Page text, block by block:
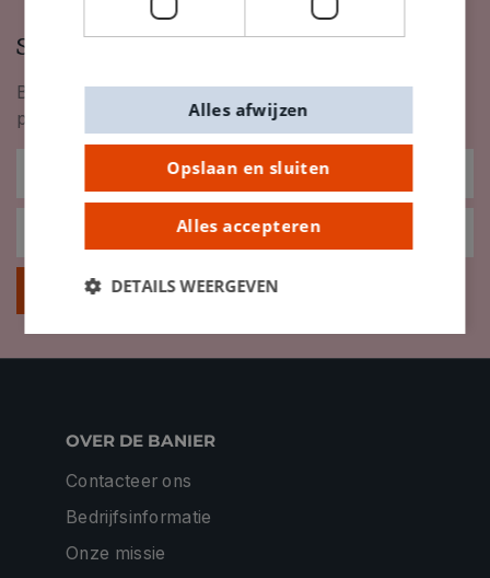
Schrijf je in op onze nieuwsbrief
Blijf op de hoogte van nieuwigheden, inspiratie,
promoties en meer!
Inschrijven
OVER DE BANIER
Contacteer ons
Bedrijfsinformatie
Onze missie
Opslaan en sluiten
Alles accepteren
Alles afwijzen
DETAILS WEERGEVEN